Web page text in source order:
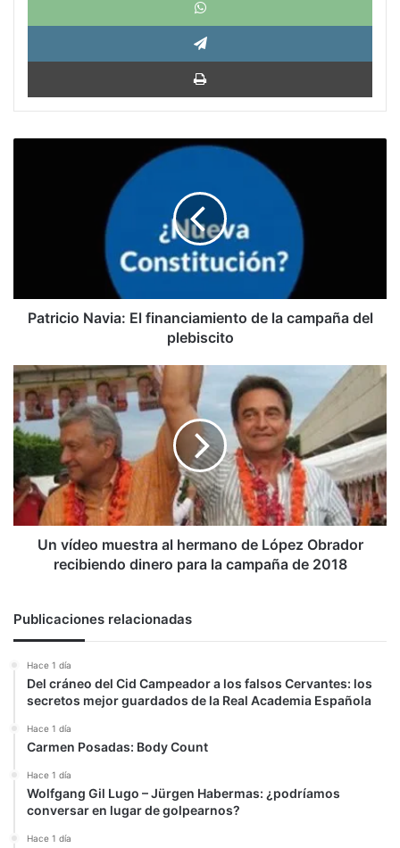
plebiscito
Patricio Navia: El financiamiento de la campaña del
plebiscito
Un
vídeo
muestra
al
hermano
López
Obrador
recibiendo
dinero
de
Un vídeo muestra al hermano de López Obrador
recibiendo dinero para la campaña de 2018
Publicaciones relacionadas
Hace 1 día
Del cráneo del Cid Campeador a los falsos Cervantes: los
secretos mejor guardados de la Real Academia Española
Hace 1 día
Carmen Posadas: Body Count
Hace 1 día
Wolfgang Gil Lugo – Jürgen Habermas: ¿podríamos
conversar en lugar de golpearnos?
Hace 1 día